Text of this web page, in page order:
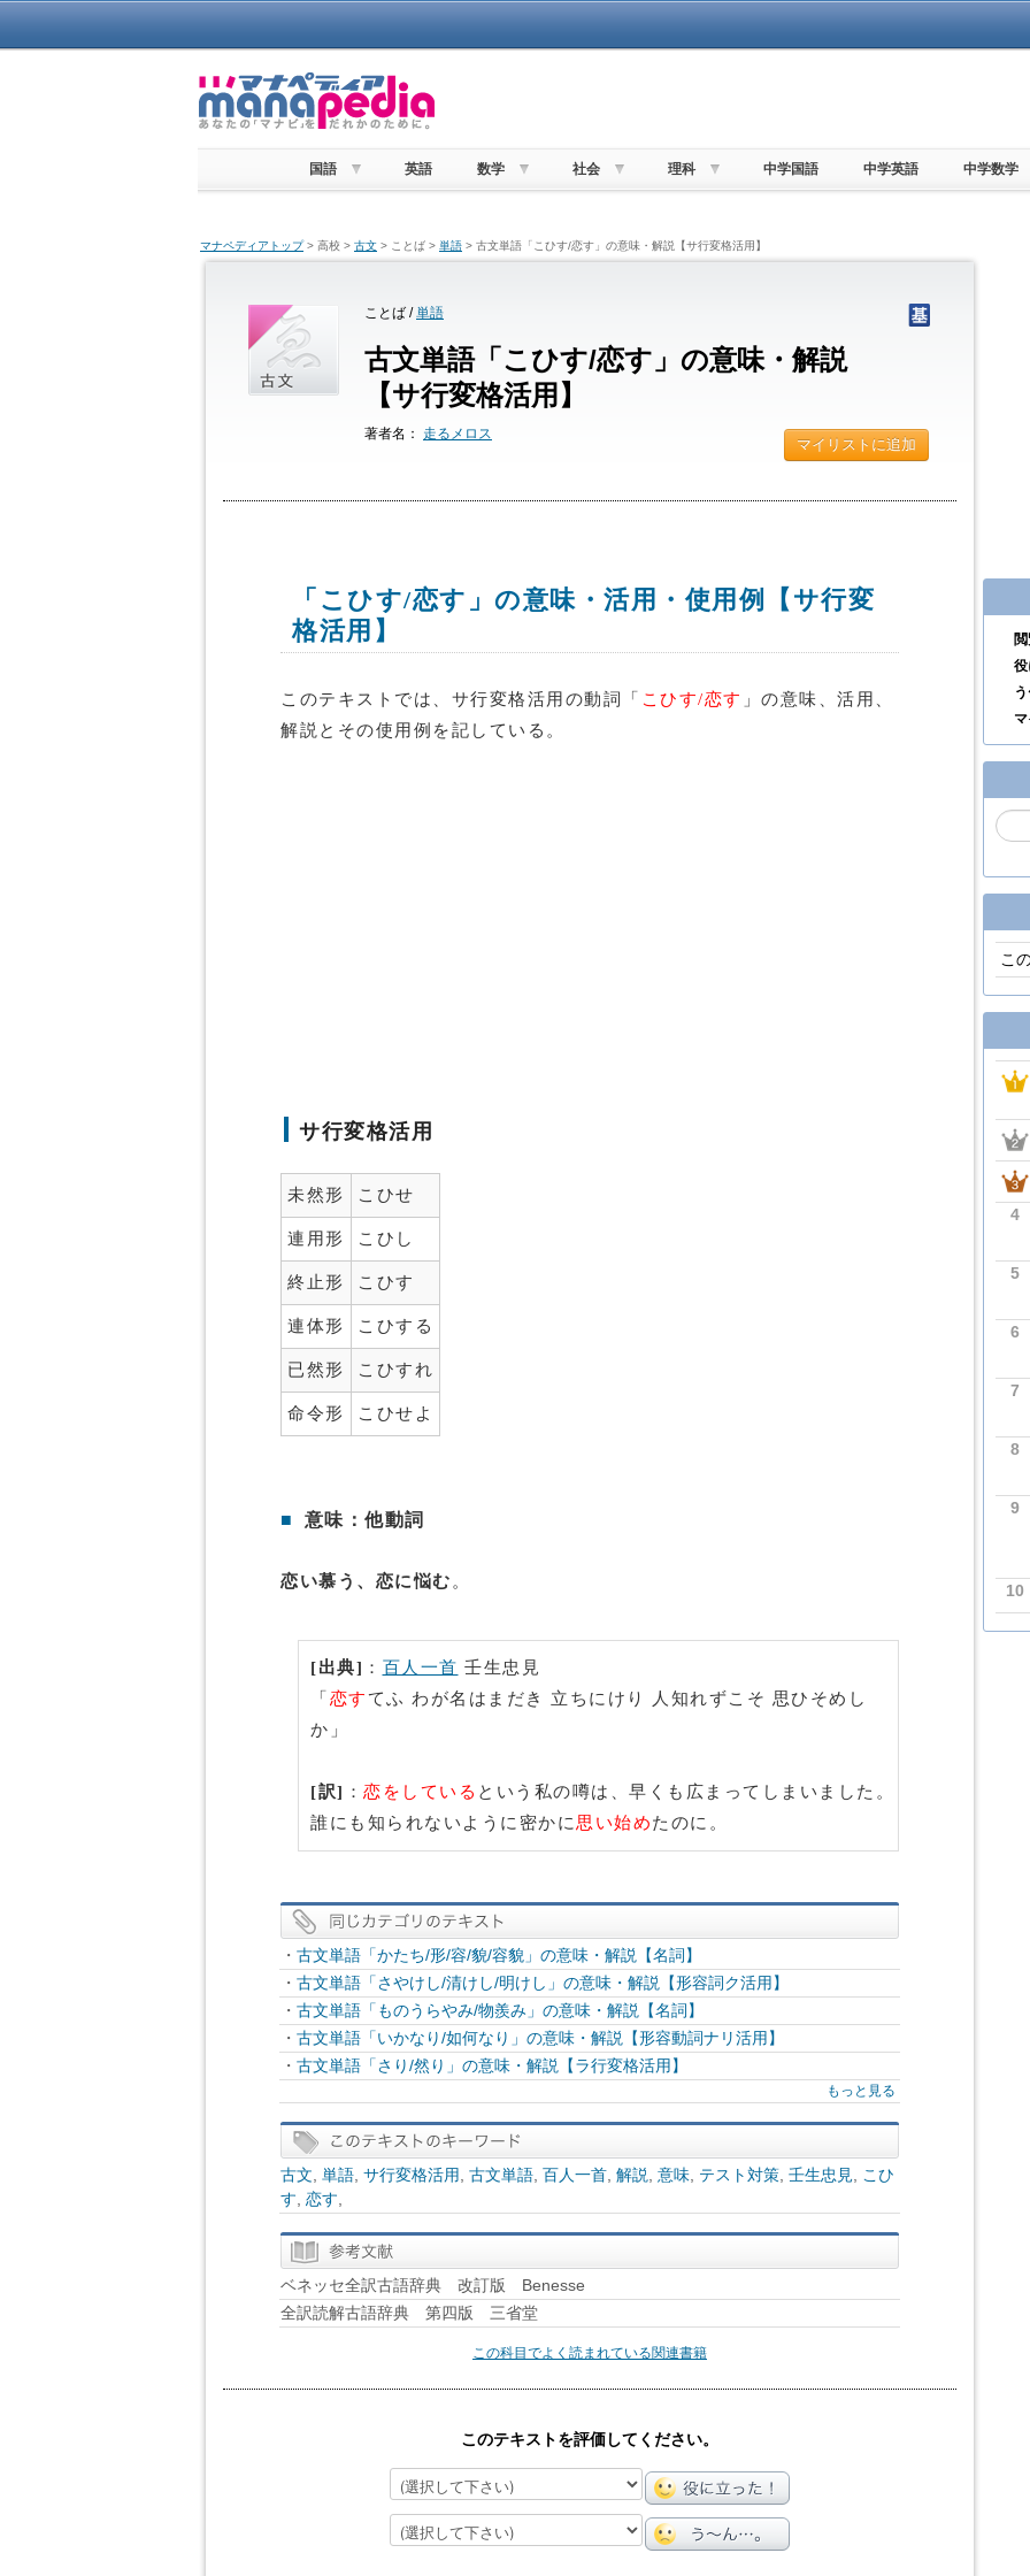
国語 英語 数学 社会 理科 中学国語 中学英語 中学数学
マナペディアトップ> 高校 > 古文 > ことば > 単語 > 古文単語「こひす/恋す」の意味・解説【サ行変格活用】
ことば /単語
古文単語「こひす/恋す」の意味・解説
【サ行変格活用】
著者名： 走るメロス
マイリストに追加
「こひす/恋す」の意味・活用・使用例【サ行変
格活用】
このテキストでは、サ行変格活用の動詞「 こひす/恋す 」の意味、活用、
解説とその使用例を記している。
サ行変格活用
未然形 こひせ
連用形 こひし
終止形 こひす
連体形 こひする
已然形 こひすれ
命令形 こひせよ
■ 意味：他動詞
恋い慕う、恋に悩む 。
[出典] ： 百人一首 壬生忠見
「 恋すてふ わが名はまだき 立ちにけり 人知れずこそ 思ひそめし
か」
[訳] ： 恋をしている という私の噂は、早くも広まってしまいました。
誰にも知られないように密かに 思い始めたのに。
・ 古文単語「かたち/形/容/貌/容貌」の意味・解説【名詞】
・ 古文単語「さやけし/清けし/明けし」の意味・解説【形容詞ク活用】
・ 古文単語「ものうらやみ/物羨み」の意味・解説【名詞】
・ 古文単語「いかなり/如何なり」の意味・解説【形容動詞ナリ活用】
・ 古文単語「さり/然り」の意味・解説【ラ行変格活用】
もっと見る
古文 単語 サ行変格活用 古文単語 百人一首 解説 意味 テスト対策 壬生忠見
こひ
す 恋す
ベネッセ全訳古語辞典 改訂版 Benesse
全訳読解古語辞典 第四版 三省堂
この科目でよく読まれている関連書籍
このテキストを評価してください。
こ
4
5
6
7
8
9
10